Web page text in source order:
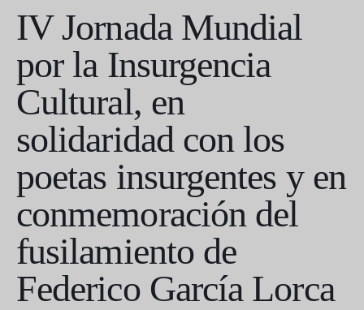
IV Jornada Mundial
por la Insurgencia
Cultural, en
solidaridad con los
poetas insurgentes y en
conmemoración del
fusilamiento de
Federico García Lorca